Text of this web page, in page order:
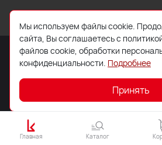
© 2026 ООО «Торговый Дом
Главная Каталог
Мы используем файлы cookie.
сайта, Вы соглашаетесь с
файлов cookie, обработки
конфиденциальности. Подробнее
Принять